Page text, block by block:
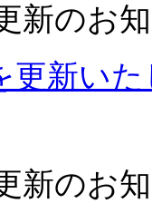
新のお
更新い
新のお